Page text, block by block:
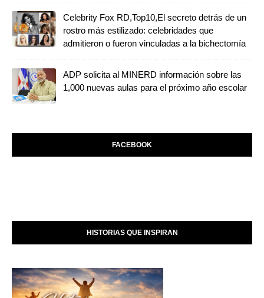
Celebrity Fox RD,Top10,El secreto detrás de un
rostro más estilizado: celebridades que
admitieron o fueron vinculadas a la bichectomía
ADP solicita al MINERD información sobre las
1,000 nuevas aulas para el próximo año escolar
FACEBOOK
HISTORIAS QUE INSPIRAN